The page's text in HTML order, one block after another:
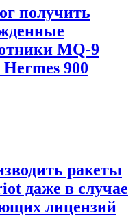
получить
MQ-9
900
ракеты
даже в случае
лицензий